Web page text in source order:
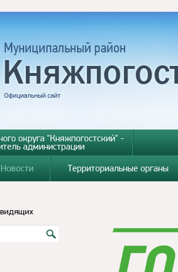
округа "Княжпогостский" -
администрации
Новости Территориальные органы